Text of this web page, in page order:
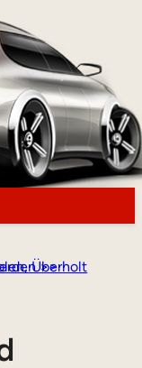
Überholt werden >>